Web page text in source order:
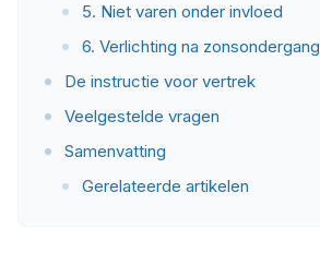
5. Niet varen onder invloed
6. Verlichting na zonsondergang
De instructie voor vertrek
Veelgestelde vragen
Samenvatting
Gerelateerde artikelen